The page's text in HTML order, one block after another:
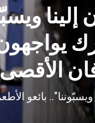
إلينا
ويسبّوننا".. بائعو